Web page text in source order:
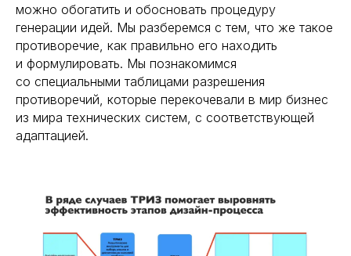
можно обогатить и обосновать процедуру
генерации идей. Мы разберемся с тем, что же такое
противоречие, как правильно его находить
и формулировать. Мы познакомимся
со специальными таблицами разрешения
противоречий, которые перекочевали в мир бизнес
из мира технических систем, с соответствующей
адаптацией.